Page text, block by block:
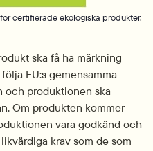
certifierade ekologiska produkter.
ska få ha märkning
EU:s gemensamma
och produktionen ska
Om produkten kommer
vara godkänd och
krav som de som